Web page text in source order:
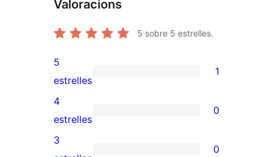
Valoracions
5 sobre 5 estrelles.
1
valoració
de
5
estrelles
5
estrelles
1
0
valoracions
4
estrelles
0
3
0